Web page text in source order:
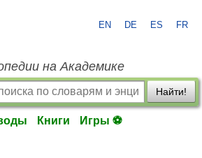
EN DE ES FR
на Академике
Найти!
Книги Игры ⚽